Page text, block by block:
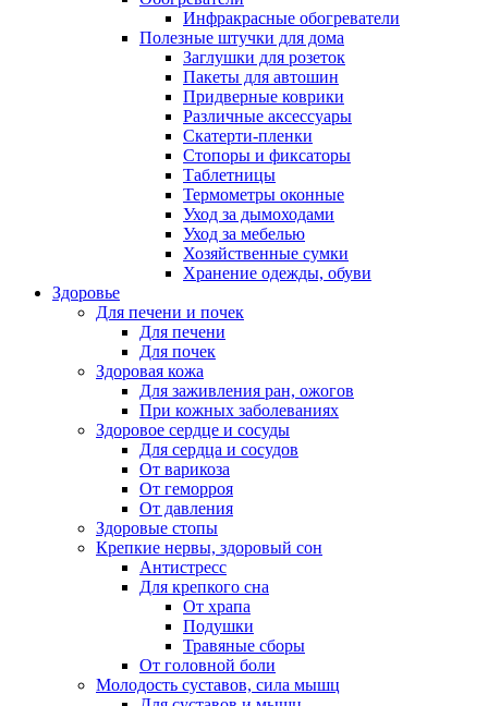
Инфракрасные обогреватели
Полезные штучки для дома
Заглушки для розеток
Пакеты для автошин
Придверные коврики
Различные аксессуары
Скатерти-пленки
Стопоры и фиксаторы
Таблетницы
Термометры оконные
Уход за дымоходами
Уход за мебелью
Хозяйственные сумки
Хранение одежды, обуви
Здоровье
Для печени и почек
Для печени
Для почек
Здоровая кожа
Для заживления ран, ожогов
При кожных заболеваниях
Здоровое сердце и сосуды
Для сердца и сосудов
От варикоза
От геморроя
От давления
Здоровые стопы
Крепкие нервы, здоровый сон
Антистресс
Для крепкого сна
От храпа
Подушки
Травяные сборы
От головной боли
Молодость суставов, сила мышц